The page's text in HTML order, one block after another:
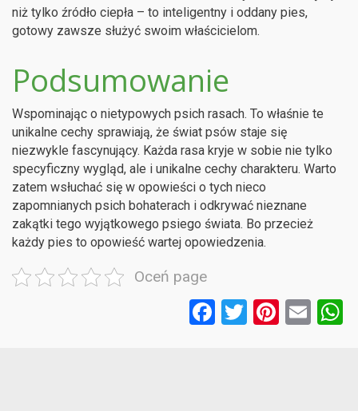
niż tylko źródło ciepła – to inteligentny i oddany pies,
gotowy zawsze służyć swoim właścicielom.
Podsumowanie
Wspominając o nietypowych psich rasach. To właśnie te
unikalne cechy sprawiają, że świat psów staje się
niezwykle fascynujący. Każda rasa kryje w sobie nie tylko
specyficzny wygląd, ale i unikalne cechy charakteru. Warto
zatem wsłuchać się w opowieści o tych nieco
zapomnianych psich bohaterach i odkrywać nieznane
zakątki tego wyjątkowego psiego świata. Bo przecież
każdy pies to opowieść wartej opowiedzenia.
Oceń page
F T Pi E